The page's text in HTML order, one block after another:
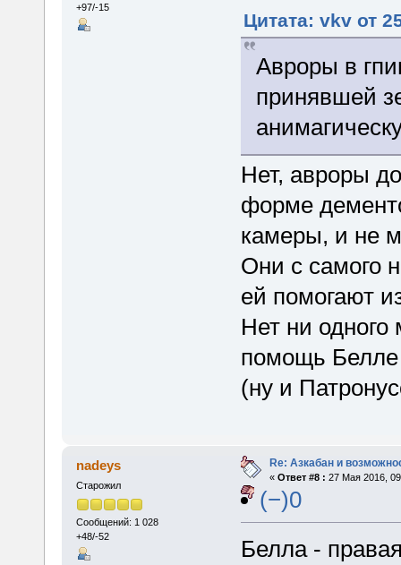
+97/-15
Цитата: vkv от
Авроры в
принявшей
Нет, авроры
форме
камеры, и не
Они с самого
ей помогают
Нет ни одного
помощь Белле
(ну и
nadeys
Старожил
Сообщений: 1 028
+48/-52
Re: Азкабан и
« Ответ #8 : 27 Мая 2016,
(−)0
Белла -